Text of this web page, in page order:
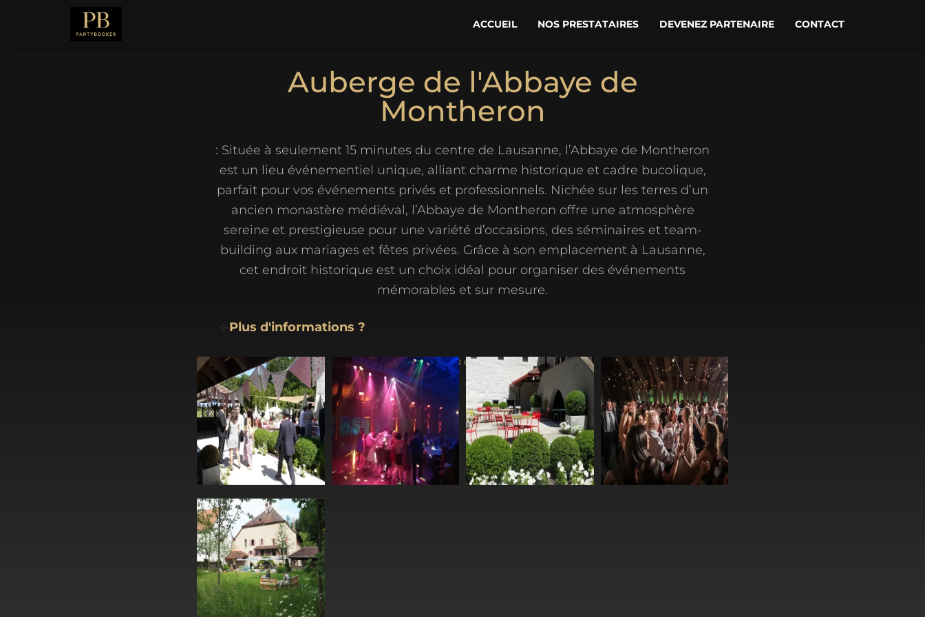
ACCUEIL NOS PRESTATAIRES DEVENEZ PARTENAIRE CONTACT
Auberge de l'Abbaye de
Montheron
: Située à seulement 15 minutes du centre de Lausanne, l’Abbaye de Montheron
est un lieu événementiel unique, alliant charme historique et cadre bucolique,
parfait pour vos événements privés et professionnels. Nichée sur les terres d’un
ancien monastère médiéval, l’Abbaye de Montheron offre une atmosphère
sereine et prestigieuse pour une variété d’occasions, des séminaires et team-
building aux mariages et fêtes privées. Grâce à son emplacement à Lausanne,
cet endroit historique est un choix idéal pour organiser des événements
mémorables et sur mesure.
Plus d'informations ?
(Ouvrez les images en cliquant dessus)